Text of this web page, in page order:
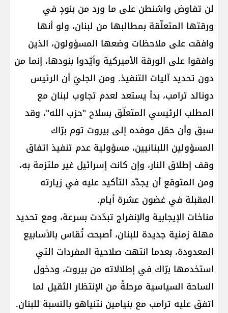
لن تفاوض واشنطن على ما ورد من بنودٍ في
ورقتها المتعلّقة بمطالبها من لبنان، ولو أنها
وافقت على ملاحظات وضعها المسؤولون، الذين
وافقوا على الورقة الأميركية وأيّدوا بنودها، إنما من
دون تحديد آليات التنفيذ. ومن الجليّ أن الرئيس
دونالد ترامب، بدأ يستعد لعدم تجاوب لبنان مع
المطلب الرئيسي المتعلّق بسلاح "حزب الله"، وقد
سبق وأن حمّل موفده إلى بيروت توم برّاك
المسؤولين اللبنانيين، مسؤولية عدم تنفيذ اتفاق
وقف إطلاق النار، وإن كانت إسرائيل غير ملتزمة به،
ومن المتوقع أن يجدّد التأكيد عليه في زيارته
المقبلة في غضون عشرة أيام.
مناخات الإيجابية والإنفراج تبدّدت بسرعة، ومع تحديد
مهلة زمنية جديدة للبنان، أصبحت تُقاس بالأسابيع
المعدودة، بعدما انتهت صلاحية المفردات التي
استخدمها برّاك في إطلالاته من بيروت، ودخول
الساحة السياسية مرحلةً من الإنتظار الثقيل لما
اتفق عليه ترامب مع بنيامين نتنياهو بالنسبة للبنان.